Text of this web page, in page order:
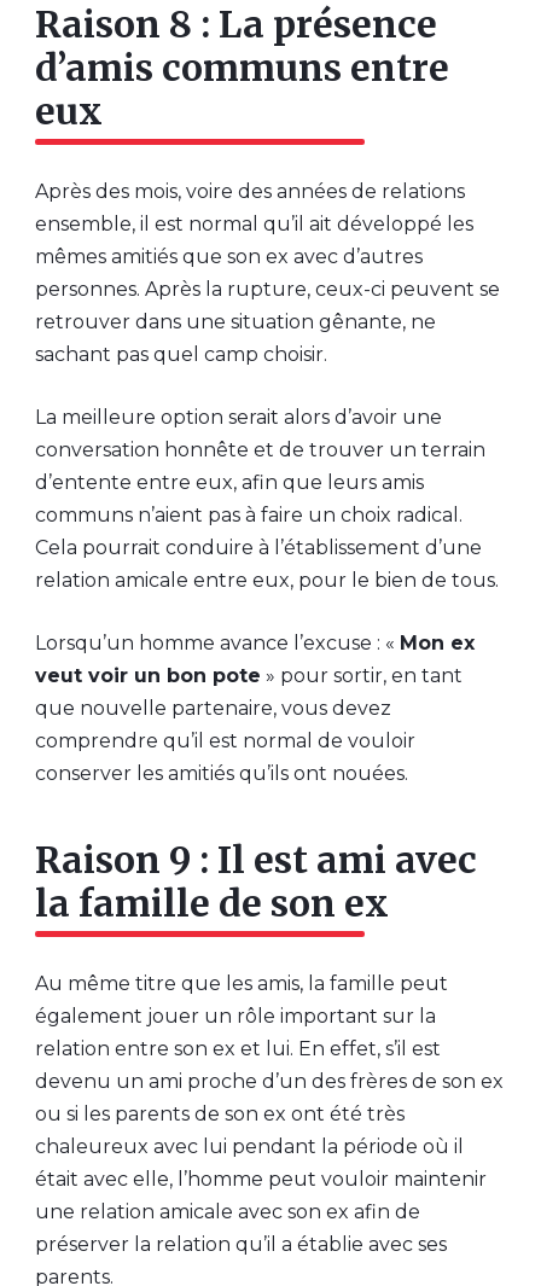
Raison 8 : La présence
d’amis communs entre
eux
Après des mois, voire des années de relations
ensemble, il est normal qu’il ait développé les
mêmes amitiés que son ex avec d’autres
personnes. Après la rupture, ceux-ci peuvent se
retrouver dans une situation gênante, ne
sachant pas quel camp choisir.
La meilleure option serait alors d’avoir une
conversation honnête et de trouver un terrain
d’entente entre eux, afin que leurs amis
communs n’aient pas à faire un choix radical.
Cela pourrait conduire à l’établissement d’une
relation amicale entre eux, pour le bien de tous.
Lorsqu’un homme avance l’excuse : « Mon ex
veut voir un bon pote » pour sortir, en tant
que nouvelle partenaire, vous devez
comprendre qu’il est normal de vouloir
conserver les amitiés qu’ils ont nouées.
Raison 9 : Il est ami avec
la famille de son ex
Au même titre que les amis, la famille peut
également jouer un rôle important sur la
relation entre son ex et lui. En effet, s’il est
devenu un ami proche d’un des frères de son ex
ou si les parents de son ex ont été très
chaleureux avec lui pendant la période où il
était avec elle, l’homme peut vouloir maintenir
une relation amicale avec son ex afin de
préserver la relation qu’il a établie avec ses
parents.